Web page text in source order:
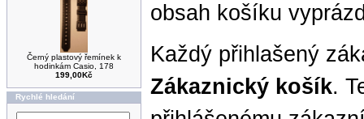
Černý plastový řemínek k
hodinkám Casio, 178
199,00Kč
Rychlé hledání
obsah košíku
Každý přihlašený
Zákaznický košík.